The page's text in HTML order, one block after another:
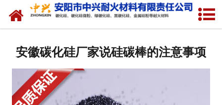
网站首页
安徽碳化硅厂家说硅碳棒的注意事项